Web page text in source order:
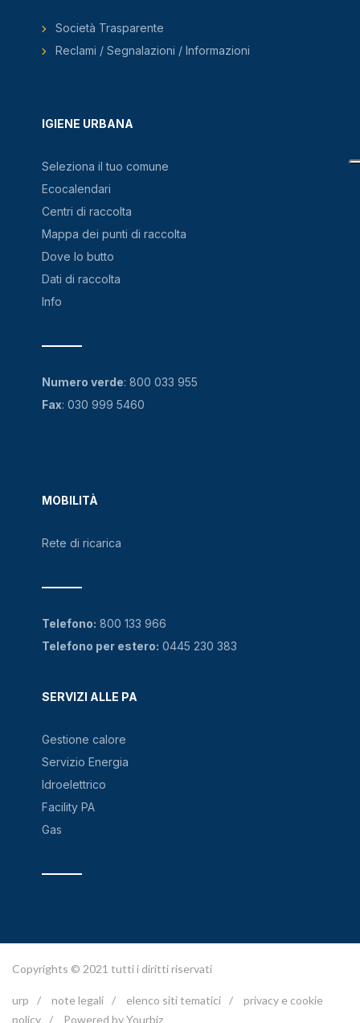
IGIENE URBANA
Seleziona il tuo comune
Ecocalendari
Centri di raccolta
Mappa dei punti di raccolta
Dove lo butto
Dati di raccolta
Info
MOBILITÀ
Rete di ricarica
SERVIZI ALLE PA
Gestione calore
Servizio Energia
Idroelettrico
Facility PA
Gas
Società Trasparente
Reclami / Segnalazioni / Informazioni
Numero verde: 800 033 955
Fax: 030 999 5460
Telefono: 800 133 966
Telefono per estero: 0445 230 383
Copyrights © 2021 tutti i diritti riservati
urp / note legali / elenco siti tematici /
privacy e cookie
policy / Powered by Yourbiz